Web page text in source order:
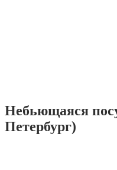
Небьющаяся
Петербург)